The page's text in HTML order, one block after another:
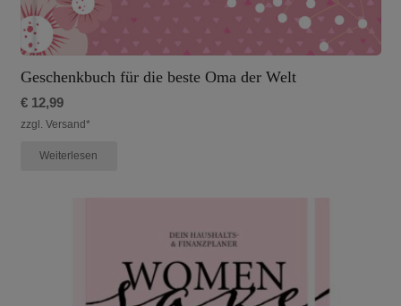
Geschenkbuch für die beste Oma der Welt
€12,99
zzgl. Versand*
Weiterlesen